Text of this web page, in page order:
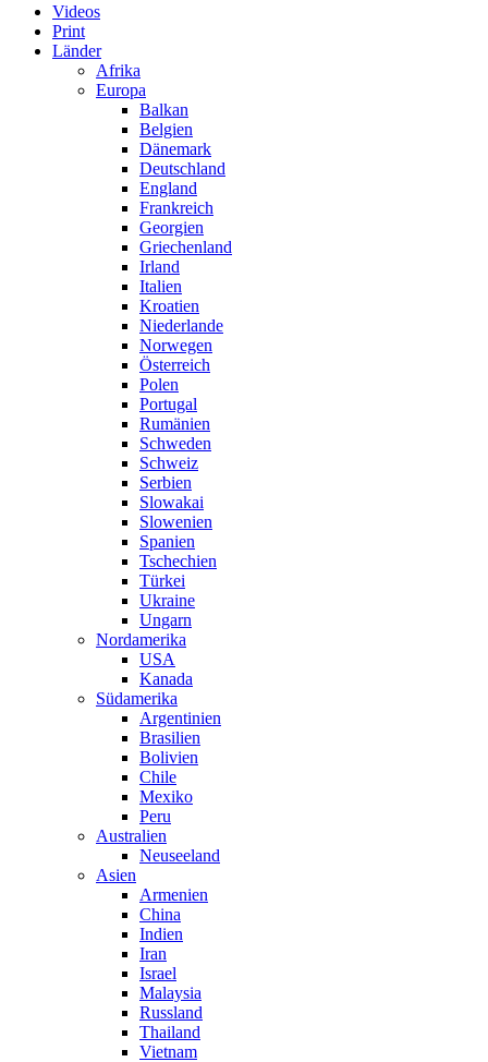
Videos
Print
Länder
Afrika
Europa
Balkan
Belgien
Dänemark
Deutschland
England
Frankreich
Georgien
Griechenland
Irland
Italien
Kroatien
Niederlande
Norwegen
Österreich
Polen
Portugal
Rumänien
Schweden
Schweiz
Serbien
Slowakai
Slowenien
Spanien
Tschechien
Türkei
Ukraine
Ungarn
Nordamerika
USA
Kanada
Südamerika
Argentinien
Brasilien
Bolivien
Chile
Mexiko
Peru
Australien
Neuseeland
Asien
Armenien
China
Indien
Iran
Israel
Malaysia
Russland
Thailand
Vietnam